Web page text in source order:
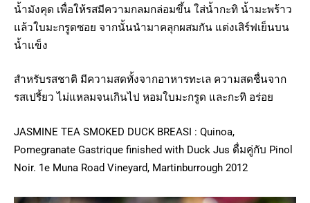
น้ำมังคุด เพื่อให้รสมีความกลมกล่อมขึ้น ใส่น้ำกะทิ น้ำมะพร้าว
แล้วใบมะกรูดซอย จากนั้นนำมาคลุกผสมกัน แต่งเสิร์ฟเย็นบน
น้ำแข็ง
สำหรับรสชาติ มีความสดทั้งจากอาหารทะเล ความสดชื่นจาก
รสเปรี้ยว ไม่แหลมจนเกินไป หอมใบมะกรูด และกะทิ อร่อย
JASMINE TEA SMOKED DUCK BREASI : Quinoa,
Pomegranate Gastrique finished with Duck Jus ดื่มคู่กับ Pinol
Noir. 1e Muna Road Vineyard, Martinburrough 2012